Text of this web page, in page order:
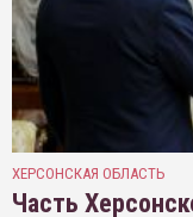
ХЕРСОНСКАЯ ОБЛАСТЬ
Часть